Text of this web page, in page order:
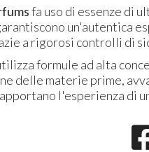
fa uso di essenze di
un'autentica
a rigorosi controlli di
formule ad alta
delle materie prime,
l'esperienza di